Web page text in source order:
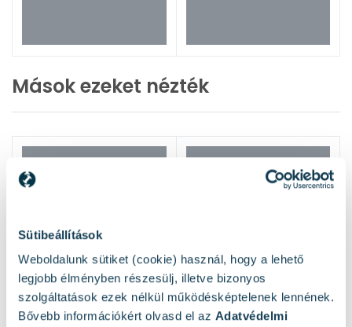
Sütibeállítások
Weboldalunk sütiket (cookie) használ, hogy a lehető
legjobb élményben részesülj, illetve bizonyos
szolgáltatások ezek nélkül működésképtelenek lennének.
Bővebb információkért olvasd el az Adatvédelmi
Mások ezeket nézték